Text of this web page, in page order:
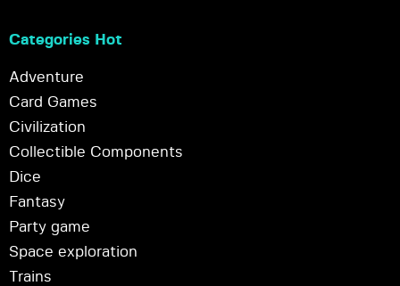
Categories Hot
Adventure
Card Games
Civilization
Collectible Components
Dice
Fantasy
Party game
Space exploration
Trains